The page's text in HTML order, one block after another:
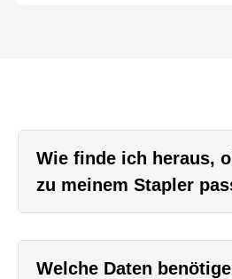
Wie finde ich heraus,
zu meinem Stapler
Welche Daten